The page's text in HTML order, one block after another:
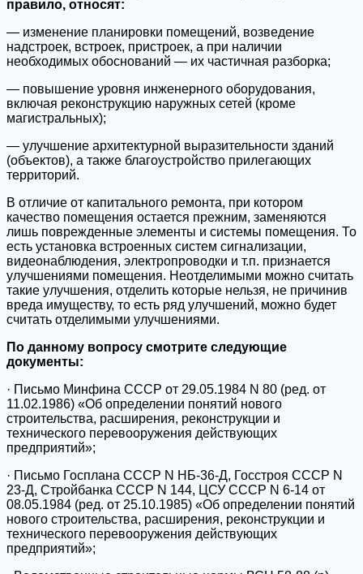
правило, относят:
— изменение планировки помещений, возведение
надстроек, встроек, пристроек, а при наличии
необходимых обоснований — их частичная разборка;
— повышение уровня инженерного оборудования,
включая реконструкцию наружных сетей (кроме
магистральных);
— улучшение архитектурной выразительности зданий
(объектов), а также благоустройство прилегающих
территорий.
В отличие от капитального ремонта, при котором
качество помещения остается прежним, заменяются
лишь поврежденные элементы и системы помещения. То
есть установка встроенных систем сигнализации,
видеонаблюдения, электропроводки и т.п. признается
улучшениями помещения. Неотделимыми можно считать
такие улучшения, отделить которые нельзя, не причинив
вреда имуществу, то есть ряд улучшений, можно будет
считать отделимыми улучшениями.
По данному вопросу смотрите следующие
документы:
· Письмо Минфина СССР от 29.05.1984 N 80 (ред. от
11.02.1986) «Об определении понятий нового
строительства, расширения, реконструкции и
технического перевооружения действующих
предприятий»;
· Письмо Госплана СССР N НБ-36-Д, Госстроя СССР N
23-Д, Стройбанка СССР N 144, ЦСУ СССР N 6-14 от
08.05.1984 (ред. от 25.10.1985) «Об определении понятий
нового строительства, расширения, реконструкции и
технического перевооружения действующих
предприятий»;